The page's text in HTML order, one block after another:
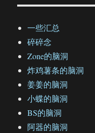
一些汇总
碎碎念
Zone的脑洞
炸鸡薯条的脑洞
姜姜的脑洞
小蝶的脑洞
BS的脑洞
阿器的脑洞